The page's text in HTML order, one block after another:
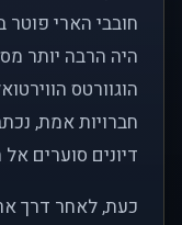
חובבי הארי
היה הרבה יותר
הוגוורטס
חברויות אמת,
דיונים סוערים
כעת, לאחר דרך